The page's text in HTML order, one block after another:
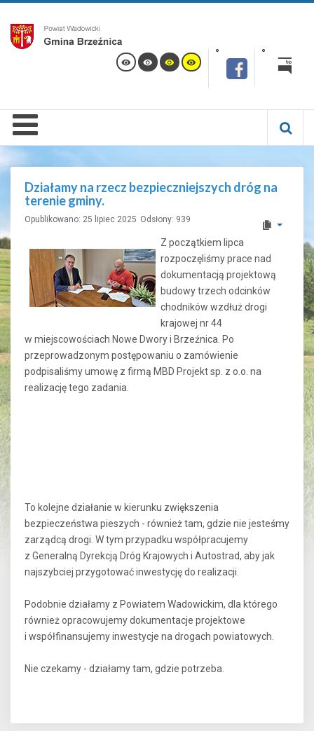
Działamy na rzecz bezpieczniejszych dróg na
terenie gminy.
Opublikowano: 25 lipiec 2025 Odsłony: 939
Z początkiem lipca
rozpoczęliśmy prace nad
dokumentacją projektową
budowy trzech odcinków
chodników wzdłuż drogi
krajowej nr 44
w miejscowościach Nowe Dwory i Brzeźnica. Po
przeprowadzonym postępowaniu o zamówienie
podpisaliśmy umowę z firmą MBD Projekt sp. z o.o. na
realizację tego zadania.
To kolejne działanie w kierunku zwiększenia
bezpieczeństwa pieszych - również tam, gdzie nie jesteśmy
zarządcą drogi. W tym przypadku współpracujemy
z Generalną Dyrekcją Dróg Krajowych i Autostrad, aby jak
najszybciej przygotować inwestycję do realizacji.
Podobnie działamy z Powiatem Wadowickim, dla którego
również opracowujemy dokumentacje projektowe
i współfinansujemy inwestycje na drogach powiatowych.
Nie czekamy - działamy tam, gdzie potrzeba.